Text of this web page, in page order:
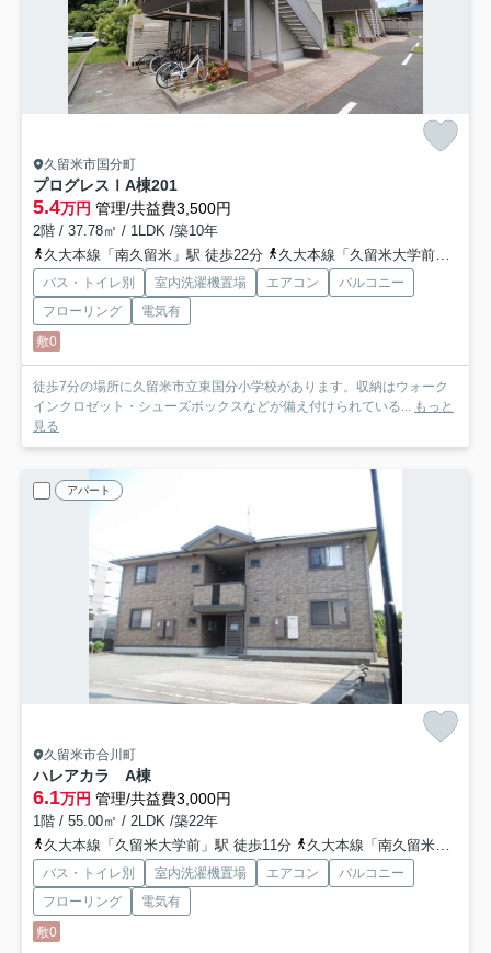
久留米市国分町
プログレスⅠA棟201
5.4万円 管理/共益費3,500円
2階 / 37.78㎡ / 1LDK /築10年
久大本線「南久留米」駅 徒歩22分
久大本線「久留米大学前」駅 徒歩24分
バス・トイレ別 室内洗濯機置場 エアコン
バルコニー
フローリング
電気有
敷0
徒歩7分の場所に久留米市立東国分小学校があります。収納はウォーク
インクロゼット・シューズボックスなどが備え付けられている... もっと
見る
アパート
久留米市合川町
ハレアカラ A棟
6.1万円 管理/共益費3,000円
1階 / 55.00㎡ / 2LDK /築22年
久大本線「久留米大学前」駅 徒歩11分
久大本線「南久留米」駅 徒歩24分
バス・トイレ別 室内洗濯機置場 エアコン
バルコニー
フローリング
電気有
敷0